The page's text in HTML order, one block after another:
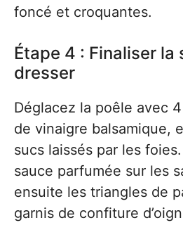
foncé et croquantes.
Étape 4 : Finaliser la
dresser
Déglacez la poêle avec
de vinaigre balsamique,
sucs laissés par les
sauce parfumée sur les
ensuite les triangles de
garnis de confiture